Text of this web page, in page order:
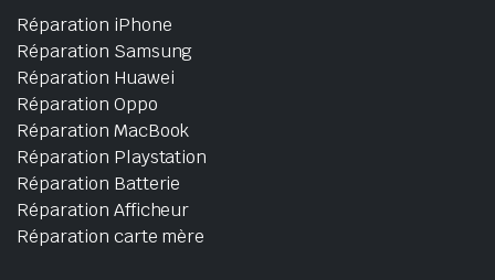
Réparation iPhone
Réparation Samsung
Réparation Huawei
Réparation Oppo
Réparation MacBook
Réparation Playstation
Réparation Batterie
Réparation Afficheur
Réparation carte mère